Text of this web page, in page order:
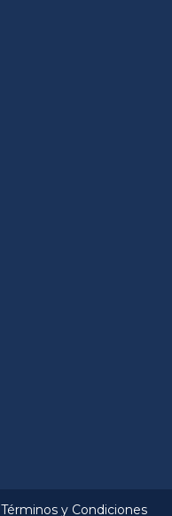
Términos y Condiciones